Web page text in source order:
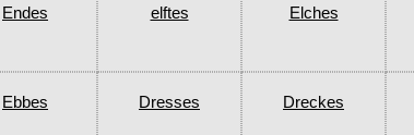
Endes elftes Elches
Ebbes Dresses Dreckes